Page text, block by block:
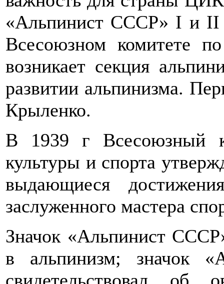
«Альпинист СССР» I и II
Всесоюзном комитете
возникает секция
развитии альпинизма.
Крыленко.
В 1939 г Всесоюзный
культуры и спорта
выдающиеся
заслуженного мастера
Значок «Альпинист
в альпинизм; значок